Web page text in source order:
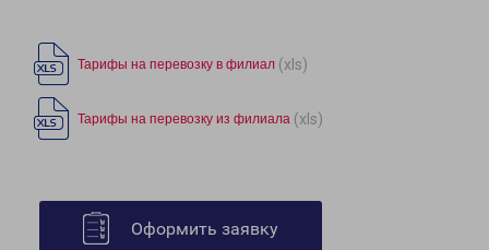
Тарифы на перевозку в филиал (xls)
Тарифы на перевозку из филиала (xls)
Оформить заявку